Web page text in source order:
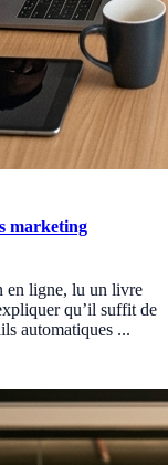
marketing
en ligne, lu un livre
qu’il suffit de
automatiques ...